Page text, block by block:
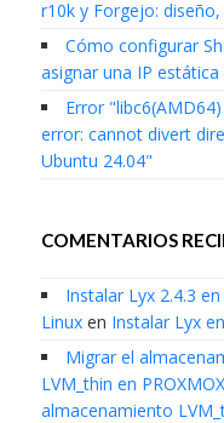
r10k y Forgejo:
Cómo configurar
asignar una IP
Error
error: cannot divert
Ubuntu 24.04"
COMENTARIOS
Instalar Lyx 2.4.3
Linuxen Instalar Lyx
Migrar el
LVM_thin en
almacenamiento